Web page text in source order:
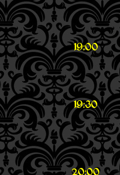
19:00
19:30
20:00